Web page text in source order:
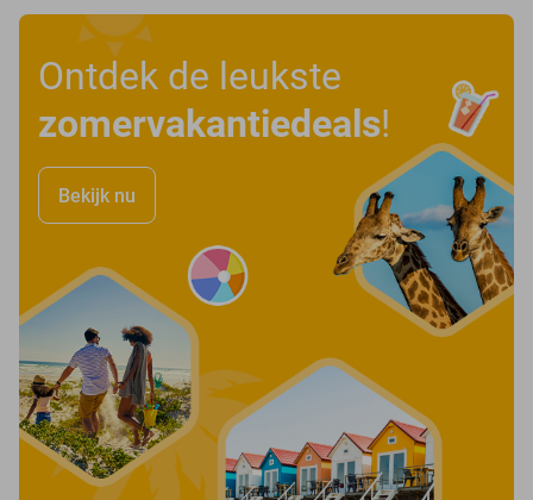
Ontdek de leukste
zomervakantiedeals!
Bekijk nu